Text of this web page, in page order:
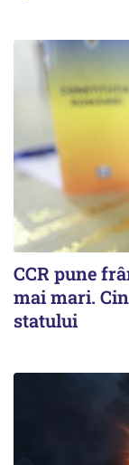
CCR pune
mai mari.
statului